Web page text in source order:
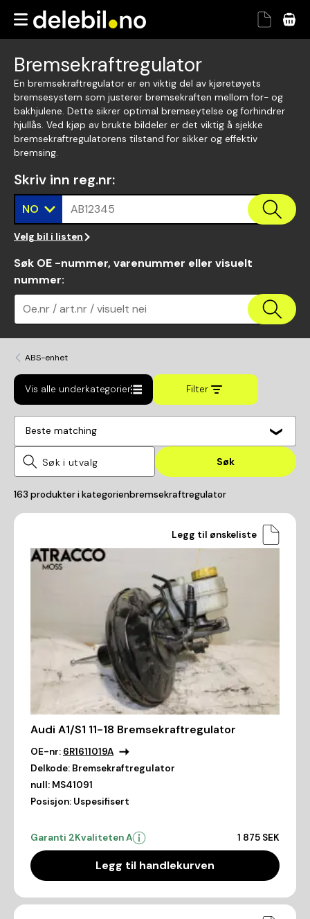
Bremsekraftregulator
En bremsekraftregulator er en viktig del av kjøretøyets
bremsesystem som justerer bremsekraften mellom for- og
bakhjulene. Dette sikrer optimal bremseytelse og forhindrer
hjullås. Ved kjøp av brukte bildeler er det viktig å sjekke
bremsekraftregulatorens tilstand for sikker og effektiv
bremsing.
Skriv inn reg.nr:
NO AB12345
Velg bil i listen
Søk OE -nummer, varenummer eller visuelt
nummer:
Oe.nr / art.nr / visuelt nei
ABS-enhet
Vis alle underkategorier Filter
Beste matching
Søk
163 produkter i kategorienbremsekraftregulator
Legg til ønskeliste
Audi A1/S1 11-18 Bremsekraftregulator
OE-nr: 6R1611019A
Delkode: Bremsekraftregulator
null: MS41091
Posisjon: Uspesifisert
Garanti 2Kvaliteten A 1 875 SEK
Legg til handlekurven